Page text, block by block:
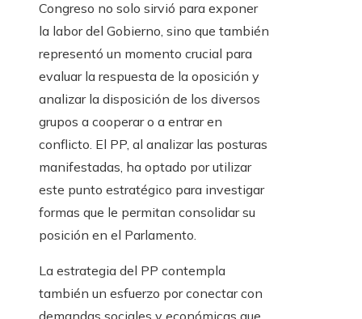
Congreso no solo sirvió para exponer
la labor del Gobierno, sino que también
representó un momento crucial para
evaluar la respuesta de la oposición y
analizar la disposición de los diversos
grupos a cooperar o a entrar en
conflicto. El PP, al analizar las posturas
manifestadas, ha optado por utilizar
este punto estratégico para investigar
formas que le permitan consolidar su
posición en el Parlamento.
La estrategia del PP contempla
también un esfuerzo por conectar con